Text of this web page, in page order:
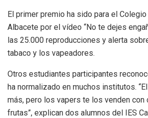
El primer premio ha sido para el
Albacete por el vídeo “No te dejes
las 25.000 reproducciones y alerta
tabaco y los vapeadores.
Otros estudiantes participantes
ha normalizado en muchos institutos.
más, pero los vapers te los venden
frutas”, explican dos alumnos del IES